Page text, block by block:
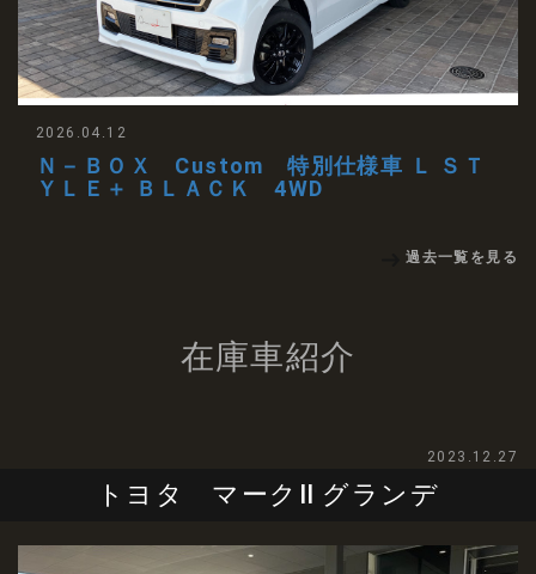
Ｎ－ＢＯＸ Custom 特別仕様車 Ｌ ＳＴ
ＹＬＥ＋ ＢＬＡＣＫ 4WD
2026.04.12
過去一覧を見る
在庫車紹介
2023.12.27
トヨタ マークⅡ グランデ